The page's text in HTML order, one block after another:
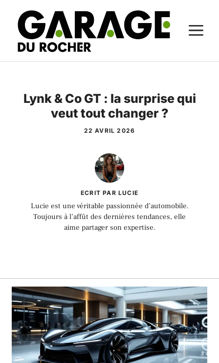
contenu
Lynk & Co GT : la surprise qui
veut tout changer ?
22 AVRIL 2026
ECRIT PAR LUCIE
Lucie est une véritable passionnée d’automobile.
Toujours à l’affût des dernières tendances, elle
aime partager son expertise.